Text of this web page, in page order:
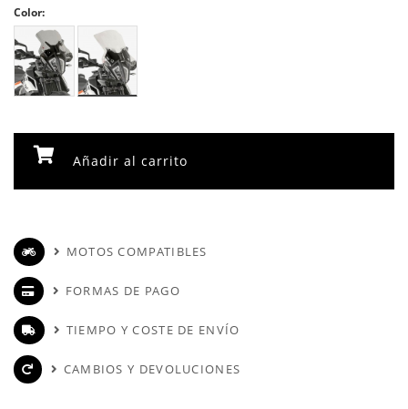
Color:
Añadir al carrito
MOTOS COMPATIBLES
FORMAS DE PAGO
TIEMPO Y COSTE DE ENVÍO
CAMBIOS Y DEVOLUCIONES